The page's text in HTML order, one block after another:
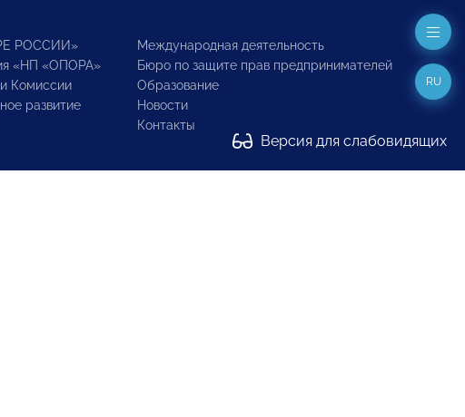
РОССИИ»
«НП «ОПОРА»
Комиссии
развитие
Международная деятельность
Бюро по защите прав предпринимателей
Образование
Новости
Контакты
Версия для слабовидящих
RU